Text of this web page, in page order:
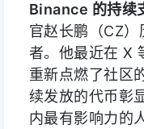
Binance 的持续
官赵长鹏（CZ
者。他最近在 X
重新点燃了社区
续发放的代币彰
内最有影响力的